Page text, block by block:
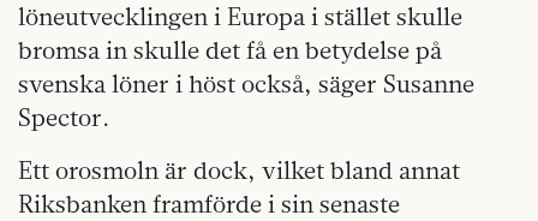
löneutvecklingen i Europa i stället skulle
bromsa in skulle det få en betydelse på
svenska löner i höst också, säger Susanne
Spector.
Ett orosmoln är dock, vilket bland annat
Riksbanken framförde i sin senaste